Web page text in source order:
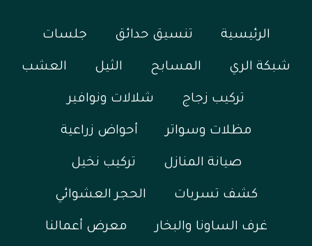
الرئيسية تنسيق حدائق جلسات
شبكة الري المسابح الثيل العشب
تركيب زجاج شلالات ونوافير
مظلات وسواتر أحواض زراعية
صيانة المنازل تركيب نخيل
كشف تسربات الحجر العشوائي
غرف الساونا والبخار معرض أعمالنا